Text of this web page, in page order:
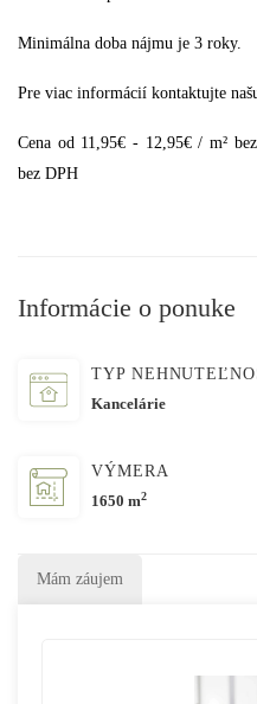
Minimálna doba nájmu je 3 roky.
Pre viac informácií kontaktujte
Cena od 11,95€ - 12,95€ / m²
bez DPH
Informácie o ponuke
TYP
Kancelárie
VÝMERA
1650 m2
Mám záujem